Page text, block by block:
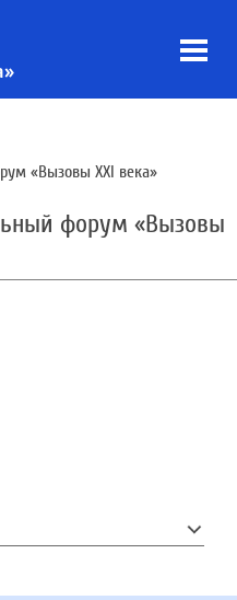
«Вызовы XXI века»
форум «Вызовы